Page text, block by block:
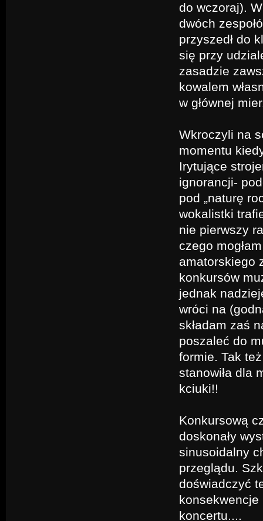
do wczoraj).
dwóch
przyszedł do
się przy
zasadzie
kowalem
w głównej
Wkroczyli na
momentu
Irytujące
ignorancji-
pod „naturę
wokalistki
nie pierwszy
czego
amatorskiego
konkursów
jednak
wróci na
składam zaś
poszaleć do
formie. Tak
stanowiła dla
kciuki!!
Konkursową
doskonały
sinusoidalny
przeglądu.
doświadczyć
koncertu....